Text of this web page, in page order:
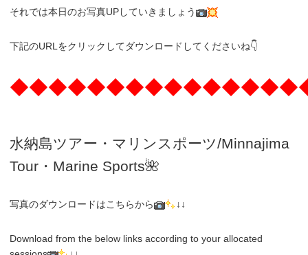
それでは本日のお写真UPしていきましょう
下記のURLをクリックしてダウンロードしてくださいね👇
水納島ツアー・マリンスポーツ/Minnajima
Tour・Marine Sports🌺
写真のダウンロードはこちらから ↓↓
Download from the below links according to your allocated